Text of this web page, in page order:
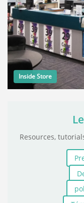
Inside Store
Resources,